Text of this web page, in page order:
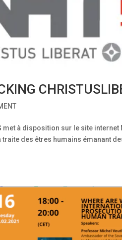
à disposition sur le site internet
des êtres humains émanant